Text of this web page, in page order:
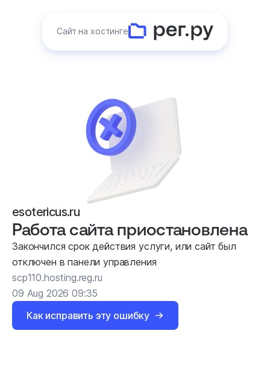
Сайт на хостинге
esotericus.ru
Работа сайта приостановлена
Закончился срок действия услуги, или сайт был
отключен в панели управления
scp110.hosting.reg.ru
09 Aug 2026 09:35
Как исправить эту ошибку